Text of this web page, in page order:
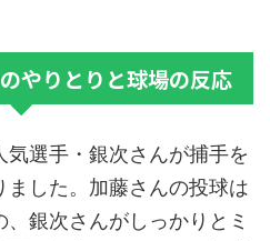
やりとりと球場の反応
選手・銀次さんが捕手を
した。加藤さんの投球は
銀次さんがしっかりとミ